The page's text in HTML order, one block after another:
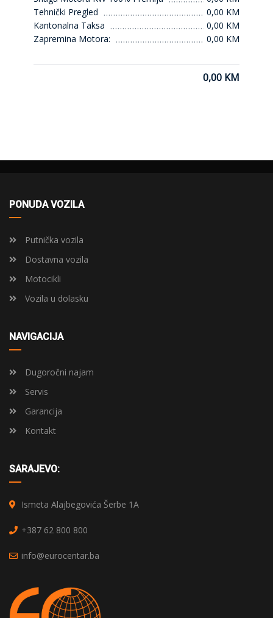
Tehnički Pregled
0,00 KM
Kantonalna Taksa
0,00 KM
Zapremina Motora:
0,00 KM
0,00 KM
PONUDA VOZILA
Putnička vozila
Dostavna vozila
Motocikli
Vozila u dolasku
NAVIGACIJA
Dugoročni najam
Servis
Garancija
Kontakt
SARAJEVO:
Ismeta Alajbegovića Šerbe 1A
+387 62 800 800
info@eurocentar.ba